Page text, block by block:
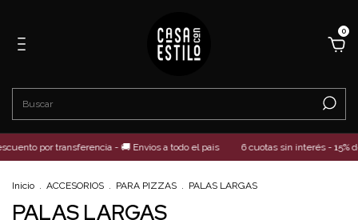
0
por transferencia - 🚚 Envios a todo el pais 6 cuotas sin interés - 15%
Inicio . ACCESORIOS . PARA PIZZAS . PALAS LARGAS
PALAS LARGAS